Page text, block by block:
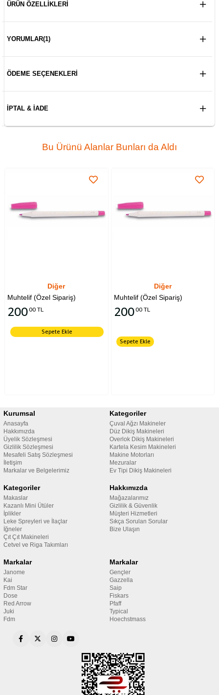
ÜRÜN ÖZELLIKLERI
YORUMLAR(1)
ÖDEME SEÇENEKLERI
İPTAL & İADE
Bu Ürünü Alanlar Bunları da Aldı
Diğer
Muhtelif (Özel Sipariş)
20000 TL
Sepete Ekle
Diğer
Muhtelif (Özel Sipariş)
20000 TL
Sepete Ekle
Kurumsal
Anasayfa
Hakkımızda
Üyelik Sözleşmesi
Gizlilik Sözleşmesi
Mesafeli Satış Sözleşmesi
İletişim
Markalar ve Belgelerimiz
Kategoriler
Çuval Ağzı Makineler
Düz Dikiş Makineleri
Overlok Dikiş Makineleri
Kartela Kesim Makineleri
Makine Motorları
Mezuralar
Ev Tipi Dikiş Makineleri
Kategoriler
Makaslar
Kazanlı Mini Ütüler
İplikler
Leke Spreyleri ve İlaçlar
İğneler
Çıt Çıt Makineleri
Cetvel ve Riga Takımları
Hakkımızda
Mağazalarımız
Gizlilik & Güvenlik
Müşteri Hizmetleri
Sıkça Sorulan Sorular
Bize Ulaşın
Markalar
Janome
Kai
Fdm Star
Dose
Red Arrow
Juki
Fdm
Markalar
Gençler
Gazzella
Saip
Fiskars
Pfaff
Typical
Hoechstmass